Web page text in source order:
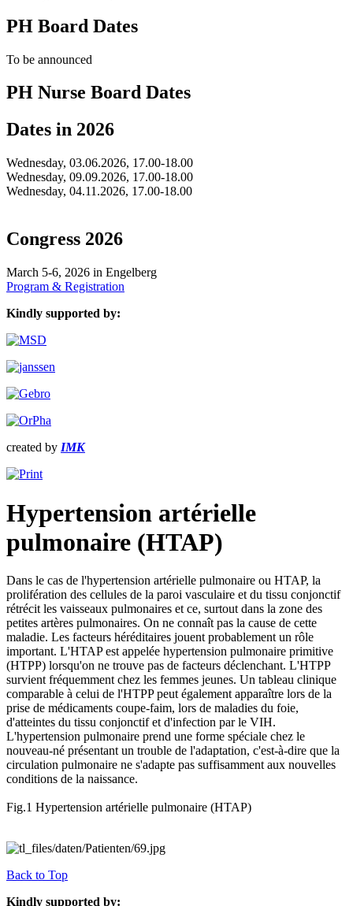
PH Board Dates
To be announced
PH Nurse Board Dates
Dates in 2026
Wednesday, 03.06.2026, 17.00-18.00
Wednesday, 09.09.2026, 17.00-18.00
Wednesday, 04.11.2026, 17.00-18.00
Congress 2026
March 5-6, 2026 in Engelberg
Program & Registration
Kindly supported by:
created by IMK
Hypertension artérielle
pulmonaire (HTAP)
Dans le cas de l'hypertension artérielle pulmonaire ou HTAP, la
prolifération des cellules de la paroi vasculaire et du tissu conjonctif
rétrécit les vaisseaux pulmonaires et ce, surtout dans la zone des
petites artères pulmonaires. On ne connaît pas la cause de cette
maladie. Les facteurs héréditaires jouent probablement un rôle
important. L'HTAP est appelée hypertension pulmonaire primitive
(HTPP) lorsqu'on ne trouve pas de facteurs déclenchant. L'HTPP
survient fréquemment chez les femmes jeunes. Un tableau clinique
comparable à celui de l'HTPP peut également apparaître lors de la
prise de médicaments coupe-faim, lors de maladies du foie,
d'atteintes du tissu conjonctif et d'infection par le VIH.
L'hypertension pulmonaire prend une forme spéciale chez le
nouveau-né présentant un trouble de l'adaptation, c'est-à-dire que la
circulation pulmonaire ne s'adapte pas suffisamment aux nouvelles
conditions de la naissance.
Fig.1 Hypertension artérielle pulmonaire (HTAP)
Back to Top
Kindly supported by: